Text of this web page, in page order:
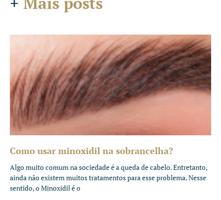
Como usar minoxidil na sobrancelha?
Algo muito comum na sociedade é a queda de cabelo. Entretanto,
ainda não existem muitos tratamentos para esse problema. Nesse
sentido, o Minoxidil é o